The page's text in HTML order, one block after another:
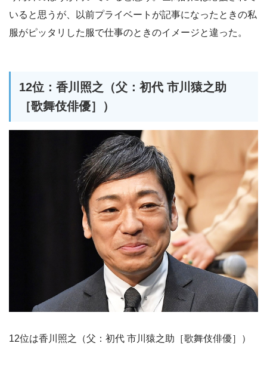
いると思うが、以前プライベートが記事になったときの私
服がピッタリした服で仕事のときのイメージと違った。
12位：香川照之（父：初代 市川猿之助
［歌舞伎俳優］）
12位は香川照之（父：初代 市川猿之助［歌舞伎俳優］）